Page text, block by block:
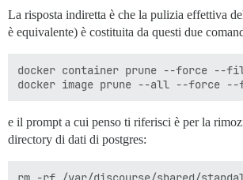
La risposta indiretta è che la pulizia effettiva
è equivalente) è costituita da questi due
docker container prune --force --
e il prompt a cui penso ti riferisci è per la
directory di dati di postgres: